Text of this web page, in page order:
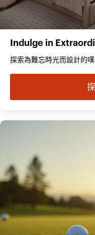
Indulge in
探索為難忘時光而設計的